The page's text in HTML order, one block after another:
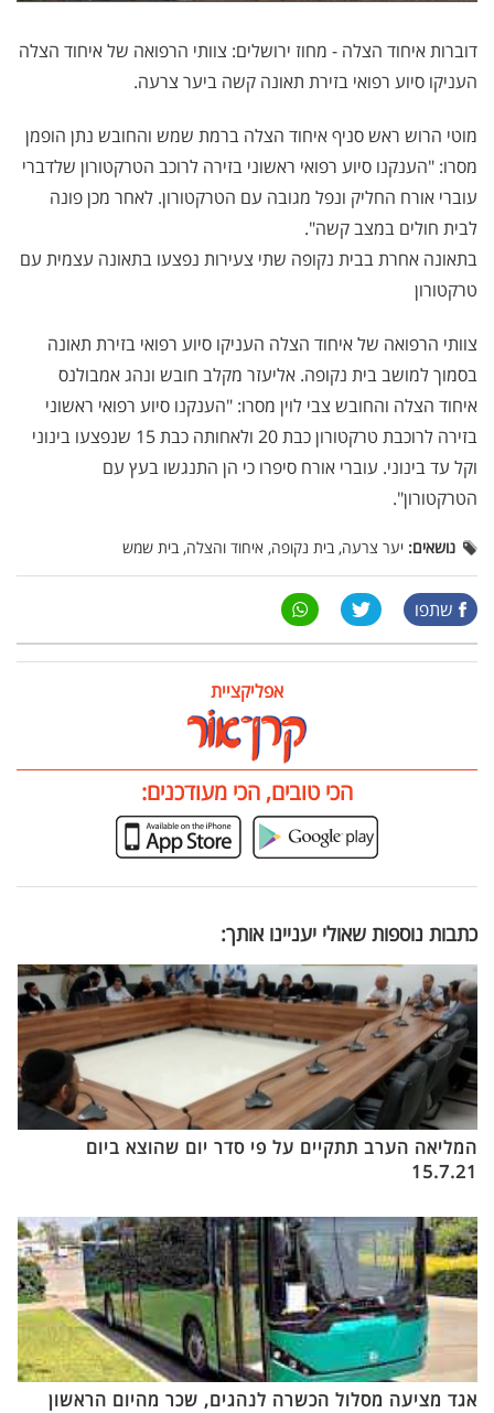
דוברות איחוד הצלה - מחוז ירושלים: צוותי הרפואה של איחוד הצלה
העניקו סיוע רפואי בזירת תאונה קשה ביער צרעה.
מוטי הרוש ראש סניף איחוד הצלה ברמת שמש והחובש נתן הופמן
מסרו: "הענקנו סיוע רפואי ראשוני בזירה לרוכב הטרקטורון שלדברי
עוברי אורח החליק ונפל מגובה עם הטרקטורון. לאחר מכן פונה
לבית חולים במצב קשה".
בתאונה אחרת בבית נקופה שתי צעירות נפצעו בתאונה עצמית עם
טרקטורון
צוותי הרפואה של איחוד הצלה העניקו סיוע רפואי בזירת תאונה
בסמוך למושב בית נקופה. אליעזר מקלב חובש ונהג אמבולנס
איחוד הצלה והחובש צבי לוין מסרו: "הענקנו סיוע רפואי ראשוני
בזירה לרוכבת טרקטורון כבת 20 ולאחותה כבת 15 שנפצעו בינוני
וקל עד בינוני. עוברי אורח סיפרו כי הן התנגשו בעץ עם
הטרקטורון".
נושאים: יער צרעה, בית נקופה, איחוד והצלה, בית שמש
שתפו
אפליקציית
הכי טובים, הכי מעודכנים:
כתבות נוספות שאולי יעניינו אותך:
המליאה הערב תתקיים על פי סדר יום שהוצא ביום
15.7.21
אגד מציעה מסלול הכשרה לנהגים, שכר מהיום הראשון